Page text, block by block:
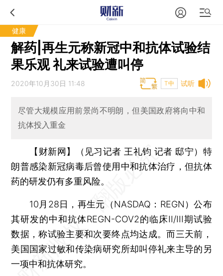
健康
解药|再生元称新冠中和抗体试验结
果乐观 礼来试验遭叫停
试听
2020年10月30日 11:48 T中
尽管大规模应用前景尚不明朗，但美国政府将向中和
抗体投入重金
【财新网】（见习记者 王礼钧 记者 邸宁） 特
朗普感染新冠病毒后曾使用中和抗体治疗，但抗体
药的研发仍有多重风险。
10月28日，再生元（NASDAQ：REGN）公布
其研发的中和抗体REGN-COV2的临床II/III期试验
数据，称试验主要和次要终点均达成。而三天前，
美国国家过敏和传染病研究所却叫停礼来主导的另
一项中和抗体研究。